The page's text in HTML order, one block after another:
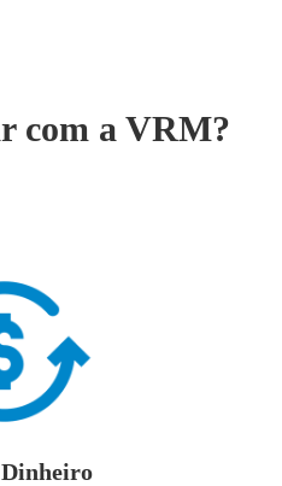
com a VRM?